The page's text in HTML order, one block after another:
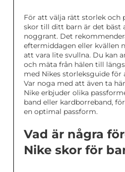
För att välja rätt storlek och
skor till ditt barn är det bäst
noggrant. Det
eftermiddagen eller kvällen
att vara lite svullna. Du kan
och mäta från hälen till
med Nikes storleksguide
Var noga med att även ta
Nike erbjuder olika
band eller kardborreband,
en optimal passform.
Vad är några
Nike skor för